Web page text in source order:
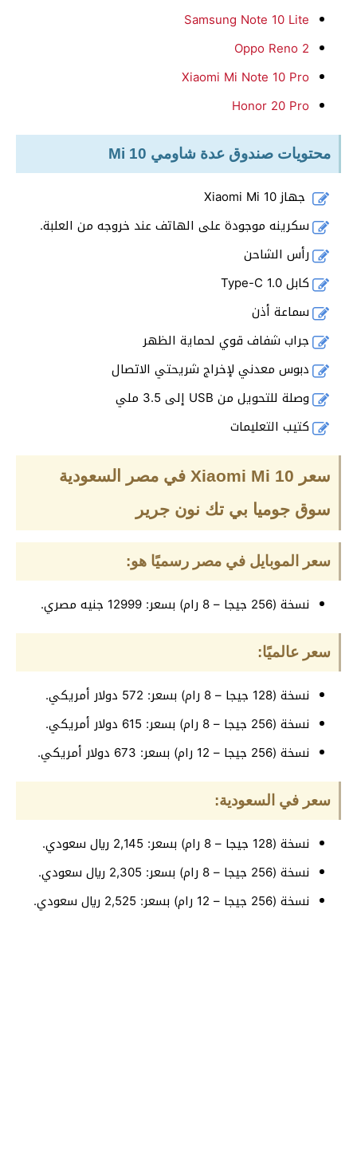
Samsung Note 10 Lite
Oppo Reno 2
Xiaomi Mi Note 10 Pro
Honor 20 Pro
محتويات صندوق عدة شاومي Mi 10
جهاز Xiaomi Mi 10
سكرينه موجودة على الهاتف عند خروجه من العلبة.
رأس الشاحن
كابل Type-C 1.0
سماعة أذن
جراب شفاف قوي لحماية الظهر
دبوس معدني لإخراج شريحتي الاتصال
وصلة للتحويل من USB إلى 3.5 ملي
كتيب التعليمات
سعر Xiaomi Mi 10 في مصر السعودية
سوق جوميا بي تك نون جرير
سعر الموبايل في مصر رسميًا هو:
نسخة (256 جيجا – 8 رام) بسعر: 12999 جنيه مصري.
سعر عالميًا:
نسخة (128 جيجا – 8 رام) بسعر: 572 دولار أمريكي.
نسخة (256 جيجا – 8 رام) بسعر: 615 دولار أمريكي.
نسخة (256 جيجا – 12 رام) بسعر: 673 دولار أمريكي.
سعر في السعودية:
نسخة (128 جيجا – 8 رام) بسعر: 2,145 ريال سعودي.
نسخة (256 جيجا – 8 رام) بسعر: 2,305 ريال سعودي.
نسخة (256 جيجا – 12 رام) بسعر: 2,525 ريال سعودي.